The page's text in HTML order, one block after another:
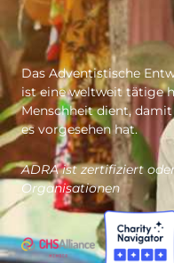
Das Adventistische
ist eine weltweit tätige
Menschheit dient,
es vorgesehen hat.
ADRA ist zertifiziert
Organisationen